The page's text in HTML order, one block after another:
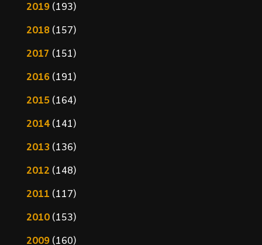
2019(193)
2018(157)
2017 (151)
2016(191)
2015(164)
2014(141)
2013(136)
2012 (148)
2011 (117)
2010(153)
2009(160)